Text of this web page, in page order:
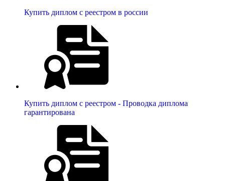
Купить диплом с реестром в россии
Купить диплом с реестром - Проводка диплома
гарантирована